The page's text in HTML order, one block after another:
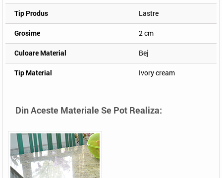
Tip Produs Lastre
Grosime 2 cm
Culoare Material Bej
Tip Material Ivory cream
Din Aceste Materiale Se Pot Realiza: